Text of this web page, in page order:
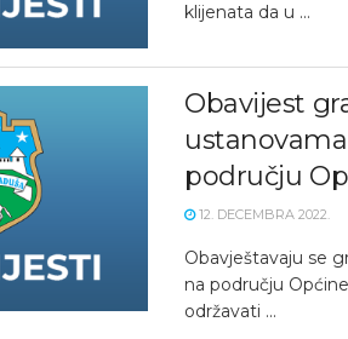
klijenata da u ...
Obavijest
području
12. DECEMBRA 2022.
Obavještavaju se
na području
održavati ...